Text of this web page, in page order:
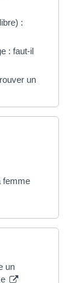
:
: faut-il
un
femme
un